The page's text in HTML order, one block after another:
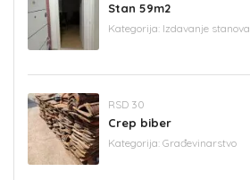
Stan 59m2
Kategorija: Izdavanje stanova
RSD 30
Crep biber
Kategorija: Građevinarstvo